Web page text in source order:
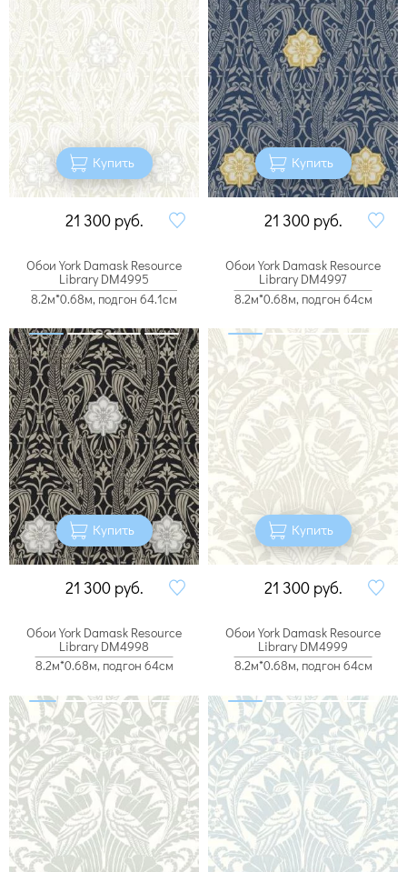
Купить
21 300 руб.
Купить
21 300 руб.
Обои York Damask Resource
Library DM4995
8.2м*0.68м, подгон 64.1см
Купить
21 300 руб.
Обои York Damask Resource
Library DM4997
8.2м*0.68м, подгон 64см
Купить
21 300 руб.
Обои York Damask Resource
Library DM4998
8.2м*0.68м, подгон 64см
Обои York Damask Resource
Library DM4999
8.2м*0.68м, подгон 64см